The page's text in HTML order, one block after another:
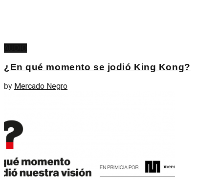
¿En qué momento se jodió King Kong?
by Mercado Negro